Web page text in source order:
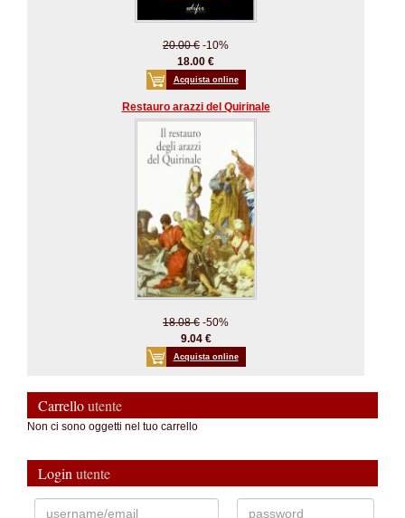
20.00 € -10%
18.00 €
Acquista online
Restauro arazzi del Quirinale
18.08 € -50%
9.04 €
Acquista online
Carrelloutente
Non ci sono oggetti nel tuo carrello
Login utente